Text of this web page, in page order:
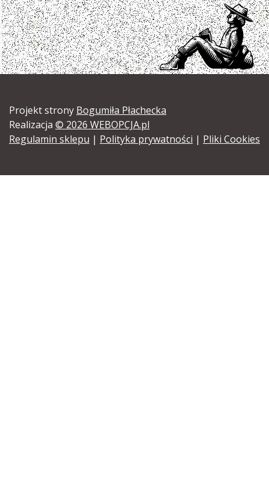
Projekt strony Bogumiła Płachecka
Realizacja © 2026 WEBOPCJA.pl
Regulamin sklepu | Polityka prywatności | Pliki Cookies